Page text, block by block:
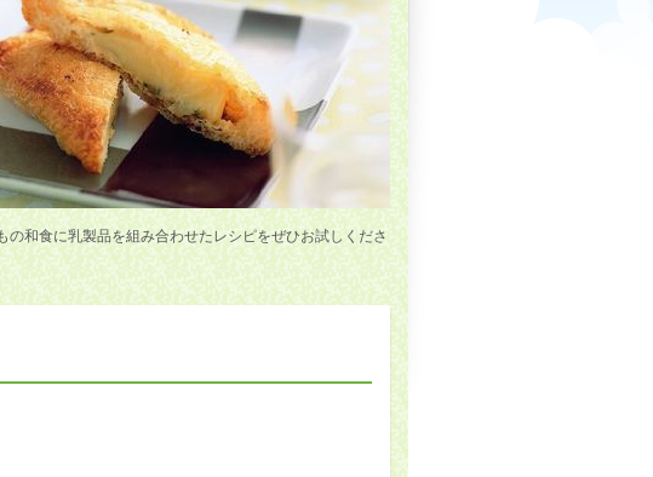
和食に乳製品を組み合わせたレシピをぜひお試しくださ